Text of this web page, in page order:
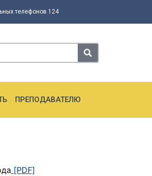
телефонов 124
ПРЕПОДАВАТЕЛЮ
[PDF]